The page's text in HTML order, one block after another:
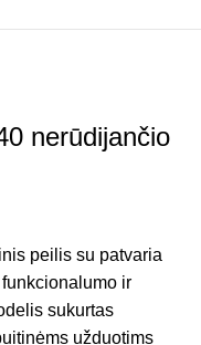
nerūdijančio
peilis su patvaria
ir
sukurtas
užduotims